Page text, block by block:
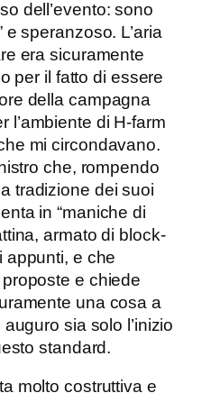
dell’evento: sono
e speranzoso. L’aria
era sicuramente
per il fatto di essere
della campagna
l’ambiente di H-farm
mi circondavano.
che, rompendo
tradizione dei suoi
in “maniche di
armato di block-
appunti, e che
e chiede
una cosa a
sia solo l’inizio
standard.
molto costruttiva e